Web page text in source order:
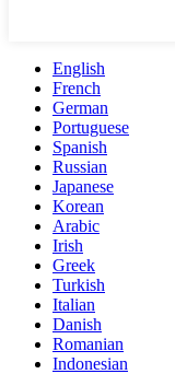
English
French
German
Portuguese
Spanish
Russian
Japanese
Korean
Arabic
Irish
Greek
Turkish
Italian
Danish
Romanian
Indonesian